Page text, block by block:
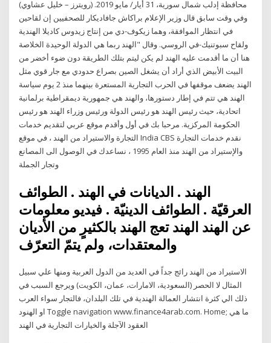
محافظة إدلب شمال سورية، 31 أيار/ مايو 2019. (رويترز – خليل عشاوي)
وفي وقت سابق قال وزير الإعلام براكاش جافاديكار للصحفيين إن لقاحين
في انتظار الموافقة، وهما زيكوف-دي من إنتاج زيدوس كاديلا الهندية
ولقاح سبوتنيك-في الروسي. وقال "الهند ربما هي الدولة الوحيدة الخلاصة
هنا أن ما أقدمت عليه الهند لم يكن ليتم بتلك الطريقة دون ضوء أخضر من
البيت الأبيض الذي أراد أن يشغل الصين بصراع حدودي مع جار قوي مثل
الهند يضعف موقفها في الحرب التجارية المستعرة بينهما منذ 2 يوم سياسة
الهند هي تتم في إطار دستورها، والهند هي جمهورية ديمقراطية برلمانية
اتحادية، حيث رئيس الهند هو رئيس الدولة ورئيس وزراء الهند هو رئيس
الحكومة المركزية. مرحبا بك في أول وأقدم موقع عربي لتقديم خدمات
التجارة والاستيراد من الهند ، في موقع India CBS نقدم خدمات التجارة
والإستيراد من الهند منذ العام 1995 ، نساعدك في الوصول الى المصانع
وتجار الجملة
الهند . الديانات في الهند . الطوائف
العرقيّة . الطوائف الدينيّة . فيديو معلومات
عن الهند الهند تعج الهند بالكثيرٍ من الأديان
والمعتقدات، ولم يتمّ التعرّف
الاستيراد من الهند رائج جداً في العديد من الدول العربية ومنها علي سبيل
المثال لا الحصر (السعودية، الامارات، عمان، الكويت) ويرجع السبب في
ذلك الي كثرة انتشار العمالة الهندية في تلك البلدان، فالتجار سواء العرب
او الهنود Toggle navigation www.finance4arab.com. Home; ما هي
العقود الآجلة والخيارات التجارية في الهند